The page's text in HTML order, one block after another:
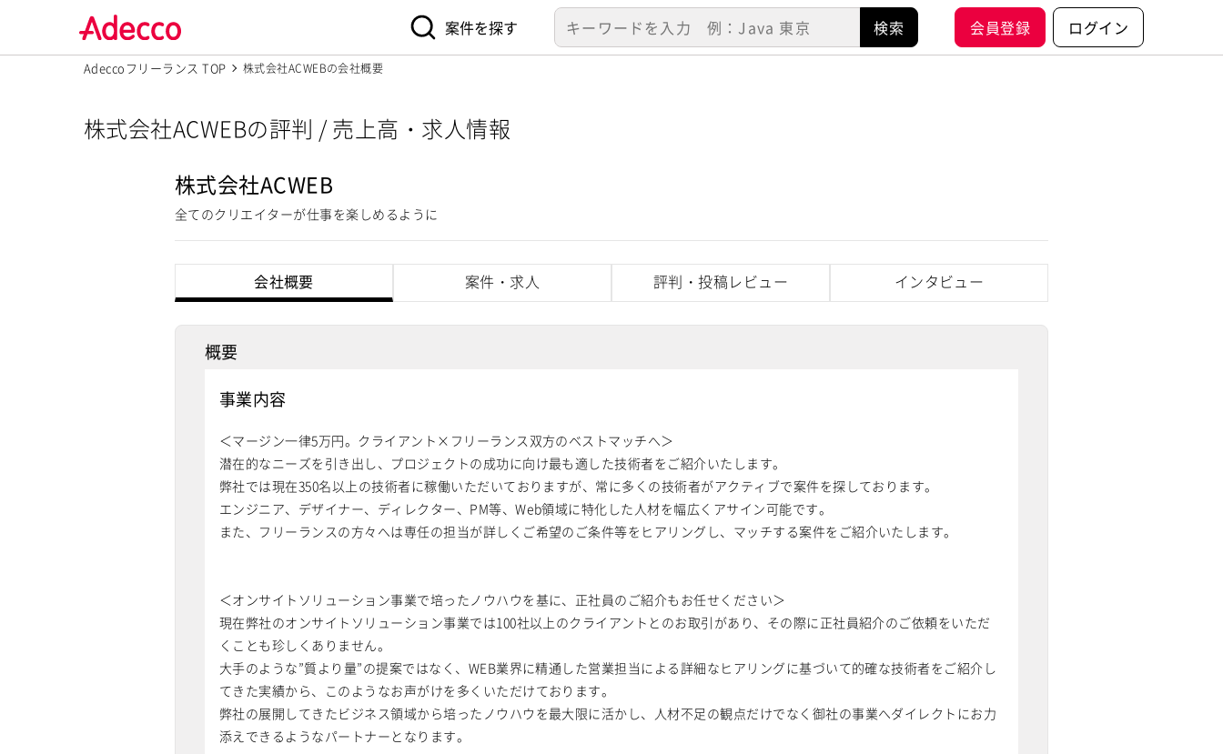
案件を探す 会員登録 ログイン
Adeccoフリーランス TOP 株式会社ACWEBの会社概要
株式会社ACWEBの評判 / 売上高・求人情報
株式会社ACWEB
全てのクリエイターが仕事を楽しめるように
会社概要 案件・求人 評判・投稿レビュー インタビュー
概要
事業内容
＜マージン一律5万円。クライアント×フリーランス双方のベストマッチへ＞
潜在的なニーズを引き出し、プロジェクトの成功に向け最も適した技術者をご紹介いたします。
弊社では現在350名以上の技術者に稼働いただいておりますが、常に多くの技術者がアクティブで案件を探しております。
エンジニア、デザイナー、ディレクター、PM等、Web領域に特化した人材を幅広くアサイン可能です。
また、フリーランスの方々へは専任の担当が詳しくご希望のご条件等をヒアリングし、マッチする案件をご紹介いたします。
＜オンサイトソリューション事業で培ったノウハウを基に、正社員のご紹介もお任せください＞
現在弊社のオンサイトソリューション事業では100社以上のクライアントとのお取引があり、その際に正社員紹介のご依頼をいただ
くことも珍しくありません。
大手のような”質より量”の提案ではなく、WEB業界に精通した営業担当による詳細なヒアリングに基づいて的確な技術者をご紹介し
てきた実績から、このようなお声がけを多くいただけております。
弊社の展開してきたビジネス領域から培ったノウハウを最大限に活かし、人材不足の観点だけでなく御社の事業へダイレクトにお力
添えできるようなパートナーとなります。